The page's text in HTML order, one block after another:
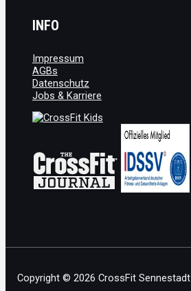
INFO
Impressum
AGBs
Datenschutz
Jobs & Karriere
Copyright © 2026 CrossFit Sennestadt